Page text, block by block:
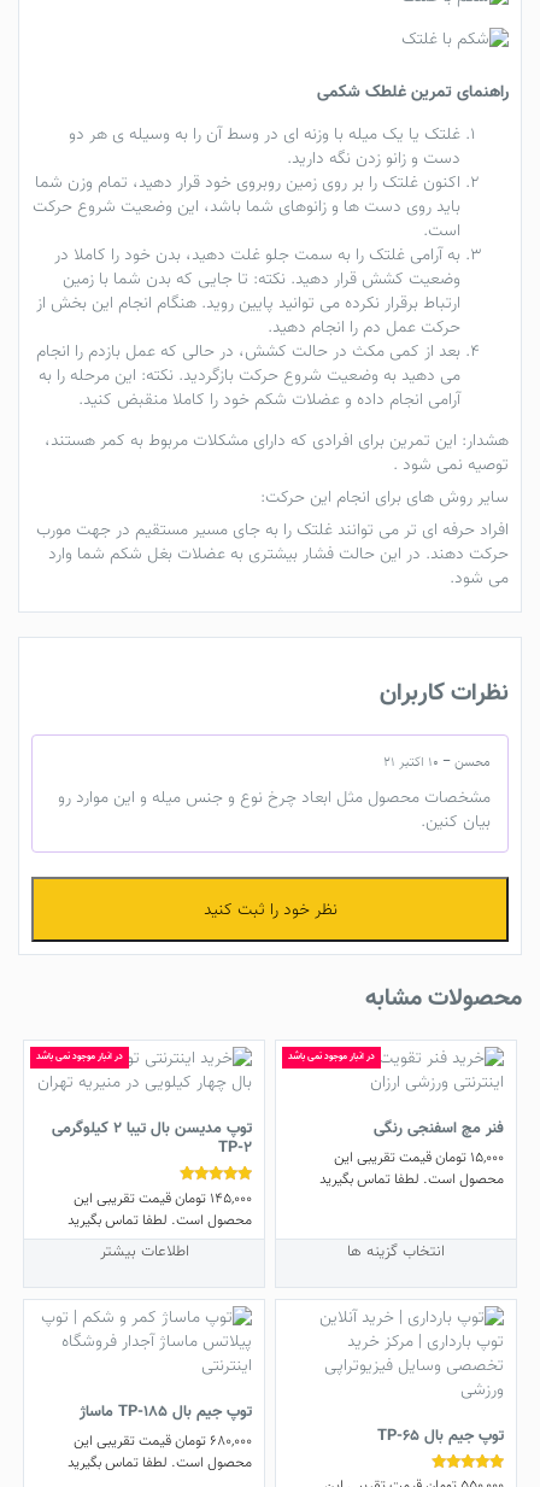
راهنمای تمرین غلطک شکمی
غلتک یا یک میله با وزنه ای در وسط آن را به وسیله ی هر دو
دست و زانو زدن نگه دارید.
اکنون غلتک را بر روی زمین روبروی خود قرار دهید، تمام وزن شما
باید روی دست ها و زانوهای شما باشد، این وضعیت شروع حرکت
است.
به آرامی غلتک را به سمت جلو غلت دهید، بدن خود را کاملا در
وضعیت کشش قرار دهید. نکته: تا جایی که بدن شما با زمین
ارتباط برقرار نکرده می توانید پایین روید. هنگام انجام این بخش از
حرکت عمل دم را انجام دهید.
بعد از کمی مکث در حالت کشش، در حالی که عمل بازدم را انجام
می دهید به وضعیت شروع حرکت بازگردید. نکته: این مرحله را به
آرامی انجام داده و عضلات شکم خود را کاملا منقبض کنید.
هشدار: این تمرین برای افرادی که دارای مشکلات مربوط به کمر هستند،
توصیه نمی شود .
سایر روش های برای انجام این حرکت:
افراد حرفه ای تر می توانند غلتک را به جای مسیر مستقیم در جهت مورب
حرکت دهند. در این حالت فشار بیشتری به عضلات بغل شکم شما وارد
می شود.
نظرات کاربران
محسن– 10 اکتبر 21
مشخصات محصول مثل ابعاد چرخ نوع و جنس میله و این موارد رو
بیان کنین.
نظر خود را ثبت کنید
محصولات مشابه
در انبار موجود نمی باشد
فنر مچ اسفنجی رنگی
15,000 تومانقیمت تقریبی این
محصول است. لطفا تماس بگیرید
انتخاب گزینه ها
مختلفی
می
باشد.
گزینه
ها
ممکن
است
در
در انبار موجود نمی باشد
توپ مدیسن بال تیبا 2 کیلوگرمی
TP-2
نمره
5.00
از 5
145,000 تومانقیمت تقریبی این
محصول است. لطفا تماس بگیرید
اطلاعات بیشتر
توپ جیم بال TP-65
نمره
توپ جیم بال TP-185 ماساژ
680,000 تومانقیمت تقریبی این
محصول است. لطفا تماس بگیرید